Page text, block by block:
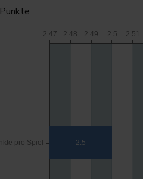
Punkte